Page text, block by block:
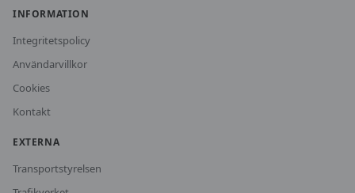
INFORMATION
Integritetspolicy
Användarvillkor
Cookies
Kontakt
EXTERNA
Transportstyrelsen